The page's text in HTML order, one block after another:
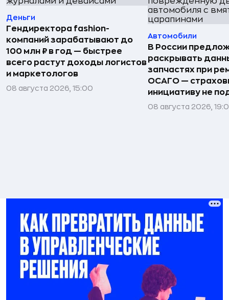
Деньги
Гендиректора fashion-
компаний зарабатывают до
100 млн ₽ в год — быстрее
всего растут доходы логистов
и маркетологов
08 августа 2026, 15:00
Автомобили
В России
раскрывать
запчастях при
ОСАГО —
инициативу не
08 августа 2026,